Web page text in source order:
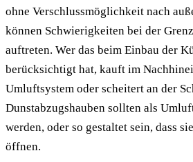
ohne Verschlussmöglichkeit nach
können Schwierigkeiten bei der
auftreten. Wer das beim Einbau der
berücksichtigt hat, kauft im
Umluftsystem oder scheitert an der
Dunstabzugshauben sollten als
werden, oder so gestaltet sein, dass
öffnen.